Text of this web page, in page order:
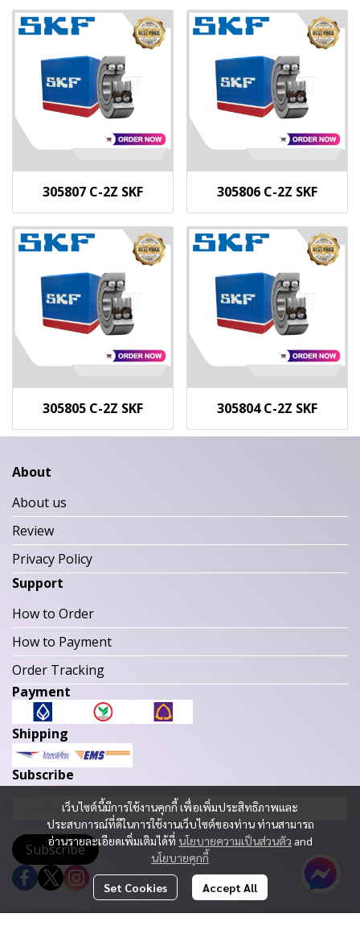
305807 C-2Z SKF 305806 C-2Z SKF
305805 C-2Z SKF 305804 C-2Z SKF
เว็บไซต์นี้มีการใช้งานคุกกี้ เพื่อเพิ่มประสิทธิภาพและ
ประสบการณ์ที่ดีในการใช้งานเว็บไซต์ของท่าน ท่านสามารถ
อ่านรายละเอียดเพิ่มเติมได้ที่ นโยบายความเป็นส่วนตัว and
นโยบายคุกกี้
Set Cookies Accept All
About
About us
Review
Privacy Policy
Support
How to Order
How to Payment
Order Tracking
Payment
Shipping
Subscribe
Subscribe